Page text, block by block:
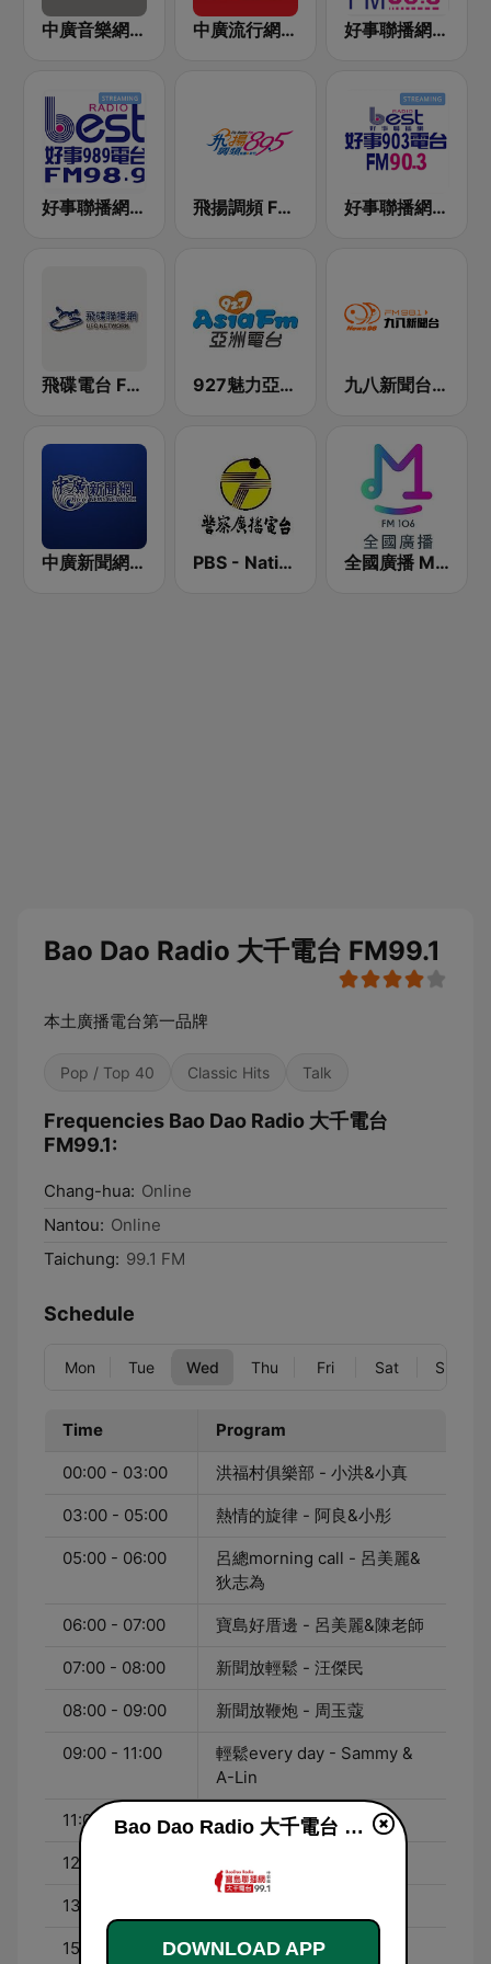
中廣音樂網 i Radio FM96.3 中廣流行網 I like radio 好事聯播網 港都983 Best Radio FM98.3
好事聯播網 Best Radio FM98.9 飛揚調頻 FM 89.5 好事聯播網 Best Radio FM90.3
飛碟電台 FM92.1 927魅力亞洲 Asia FM 亞洲電台 九八新聞台 News98 FM 98.1
中廣新聞網 BCC News Radio PBS - National Transportation 全國廣播 MRadio
Bao Dao Radio 大千電台 FM99.1
本土廣播電台第一品牌
Pop / Top 40 Classic Hits Talk
Frequencies Bao Dao Radio 大千電台
FM99.1:
Chang-hua: Online
Nantou: Online
Taichung: 99.1 FM
Schedule
Mon Tue Wed Thu Fri Sat Sun
Time Program
00:00 - 03:00 洪福村俱樂部 - 小洪&小真
03:00 - 05:00 熱情的旋律 - 阿良&小彤
05:00 - 06:00
呂總morning call - 呂美麗&
狄志為
06:00 - 07:00 寶島好厝邊 - 呂美麗&陳老師
07:00 - 08:00 新聞放輕鬆 - 汪傑民
08:00 - 09:00 新聞放鞭炮 - 周玉蔻
09:00 - 11:00
輕鬆every day - Sammy &
A-Lin
11:00 - 12:00 午安最正點 - 阿分&里歐
12:00 - 13:00
13:00 - 15:00
15:00 - 17:00 Super午茶秀 - 小倩
Bao Dao Radio 大千電台 FM99.1 live
DOWNLOAD APP